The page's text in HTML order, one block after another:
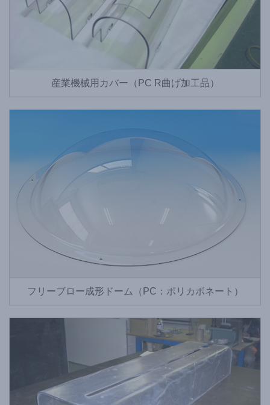
産業機械用カバー（PC R曲げ加工品）
フリーブロー成形ドーム（PC：ポリカボネート）